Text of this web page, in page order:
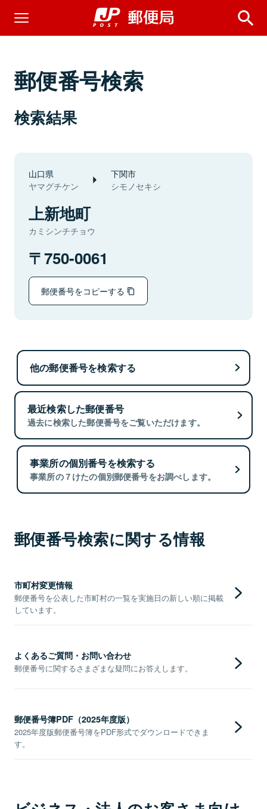
郵便番号検索
検索結果
山口県
ヤマグチケン
下関市
シモノセキシ
上新地町
カミシンチチョウ
750-0061
郵便番号をコピーする
他の郵便番号を検索する
最近検索した郵便番号
過去に検索した郵便番号をご覧いただけます。
事業所の個別番号を検索する
事業所の７けたの個別郵便番号をお調べします。
郵便番号検索に関する情報
市町村変更情報
郵便番号を公表した市町村の一覧を実施日の新しい順に掲載
しています。
よくあるご質問・お問い合わせ
郵便番号に関するさまざまな疑問にお答えします。
郵便番号簿PDF（2025年度版）
2025年度版郵便番号簿をPDF形式でダウンロードできま
す。